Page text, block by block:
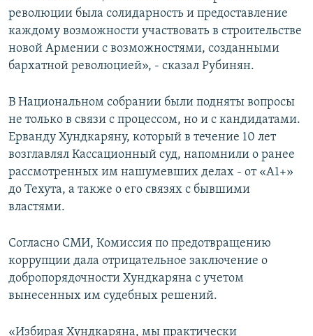
революции была солидарность и предоставление
каждому возможности участвовать в строительстве
новой Армении с возможностями, созданными
бархатной революцией», - сказал Рубинян.
В Национальном собрании были подняты вопросы
не только в связи с процессом, но и с кандидатами.
Ерванду Хундкаряну, который в течение 10 лет
возглавлял Кассационный суд, напомнили о ранее
рассмотренных им нашумевших делах - от «А1+»
до Техута, а также о его связях с бывшими
властями.
Согласно СМИ, Комиссия по предотвращению
коррупции дала отрицательное заключение о
добропорядочности Хундкаряна с учетом
вынесенных им судебных решений.
«Избирая Хундкаряна, мы практически